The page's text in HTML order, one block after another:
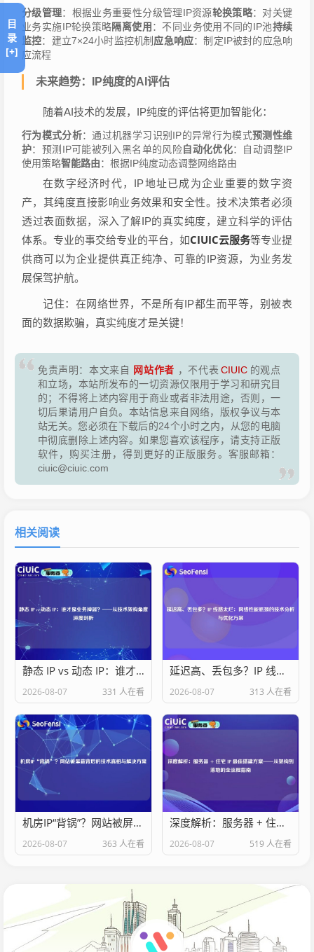
分级管理：根据业务重要性分级管理IP资源轮换策略：对关键
业务实施IP轮换策略隔离使用 ：不同业务使用不同的IP池持续
监控：建立7×24小时监控机制 应急响应：制定IP被封的应急响
应流程
未来趋势：IP纯度的AI评估
随着AI技术的发展，IP纯度的评估将更加智能化：
行为模式分析：通过机器学习识别IP的异常行为模式预测性维
护：预测IP可能被列入黑名单的风险自动化优化：自动调整IP
使用策略智能路由：根据IP纯度动态调整网络路由
在数字经济时代，IP地址已成为企业重要的数字资
产，其纯度直接影响业务效果和安全性。技术决策者必须
透过表面数据，深入了解IP的真实纯度，建立科学的评估
体系。专业的事交给专业的平台，如CIUIC云服务等专业提
供商可以为企业提供真正纯净、可靠的IP资源，为业务发
展保驾护航。
记住：在网络世界，不是所有IP都生而平等，别被表
面的数据欺骗，真实纯度才是关键！
免责声明：本文来自 网站作者 ，不代表 CIUIC 的观点
和立场，本站所发布的一切资源仅限用于学习和研究目
的；不得将上述内容用于商业或者非法用途，否则，一
切后果请用户自负。本站信息来自网络，版权争议与本
站无关。您必须在下载后的24个小时之内，从您的电脑
中彻底删除上述内容。如果您喜欢该程序，请支持正版
软件，购买注册，得到更好的正版服务。客服邮箱：
ciuic@ciuic.com
相关阅读
静态 IP vs 动态 IP：谁才是业务神器？——从技术架构角度深度剖析
2026-08-07 331 人在看
延迟高、丢包多？IP 线路太烂：网络性能瓶颈的技术分析与优化方案
2026-08-07 313 人在看
机房IP“背锅”？网站被屏蔽背后的技术真相与解决方案
2026-08-07 363 人在看
深度解析：服务器 + 住宅 IP 最佳搭建方案——从架构到落地的全流程指南
2026-08-07 519 人在看
目
录
[+]